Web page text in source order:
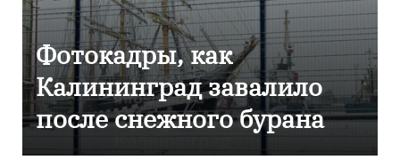
Фоторепортаж как в
Калининграде
эвакуировали ТЦ из-за
сообщения о